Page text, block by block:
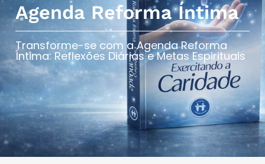
Agenda Reforma Íntima
Transforme-se com a Agenda Reforma
Íntima: Reflexões Diárias e Metas Espirituais​